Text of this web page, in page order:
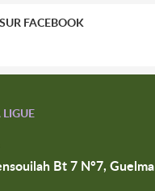
FACEBOOK
LIGUE
Bt 7 N°7, Guelma